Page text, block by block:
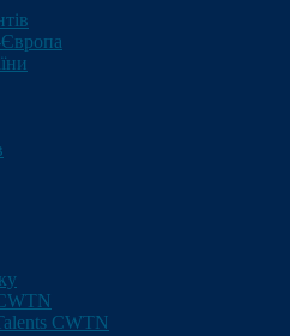
Європа
CWTN